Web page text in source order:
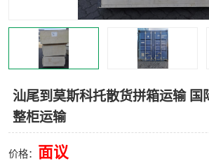
汕尾到莫斯科托散货拼箱运输 国
整柜运输
价格： 面议